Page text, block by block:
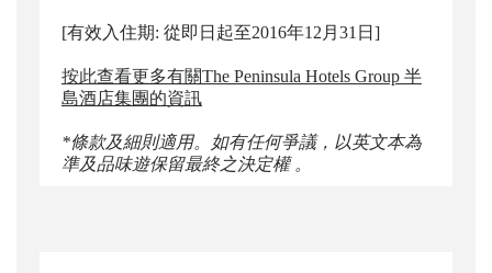
[有效入住期: 從即日起至2016年12月31日]
按此查看更多有關The Peninsula Hotels Group 半
島酒店集團的資訊
*條款及細則適用。如有任何爭議，以英文本為
準及品味遊保留最終之決定權 。